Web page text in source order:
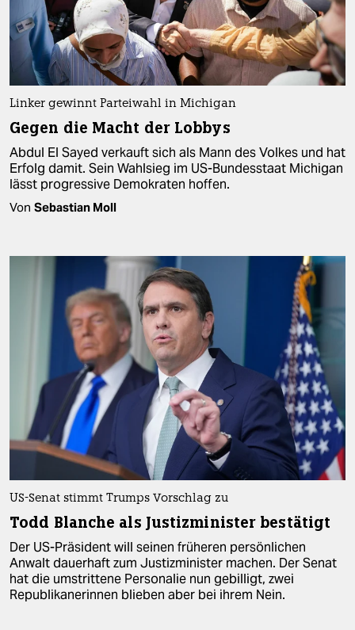
Linker gewinnt Parteiwahl in Michigan
Gegen die Macht der Lobbys
Abdul El Sayed verkauft sich als Mann des Volkes und hat
Erfolg damit. Sein Wahlsieg im US-Bundesstaat Michigan
lässt progressive Demokraten hoffen.
Von Sebastian Moll
US-Senat stimmt Trumps Vorschlag zu
Todd Blanche als Justizminister bestätigt
Der US-Präsident will seinen früheren persönlichen
Anwalt dauerhaft zum Justizminister machen. Der Senat
hat die umstrittene Personalie nun gebilligt, zwei
Republikanerinnen blieben aber bei ihrem Nein.